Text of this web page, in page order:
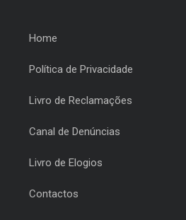
Home
Política de Privacidade
Livro de Reclamações
Canal de Denúncias
Livro de Elogios
Contactos